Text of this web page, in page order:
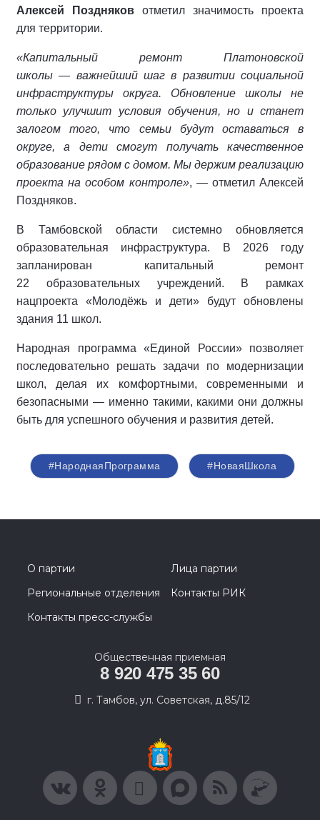
Алексей Поздняков отметил значимость проекта
для территории.
«Капитальный ремонт Платоновской
школы — важнейший шаг в развитии социальной
инфраструктуры округа. Обновление школы не
только улучшит условия обучения, но и станет
залогом того, что семьи будут оставаться в
округе, а дети смогут получать качественное
образование рядом с домом. Мы держим реализацию
проекта на особом контроле», — отметил Алексей
Поздняков.
В Тамбовской области системно обновляется
образовательная инфраструктура. В 2026 году
запланирован капитальный ремонт
22 образовательных учреждений. В рамках
нацпроекта «Молодёжь и дети» будут обновлены
здания 11 школ.
Народная программа «Единой России» позволяет
последовательно решать задачи по модернизации
школ, делая их комфортными, современными и
безопасными — именно такими, какими они должны
быть для успешного обучения и развития детей.
#НароднаяПрограмма #НоваяШкола
О партии
Лица партии
Региональные отделения
Контакты РИК
Контакты пресс-службы
Общественная приемная
8 920 475 35 60
г. Тамбов, ул. Советская, д.85/12